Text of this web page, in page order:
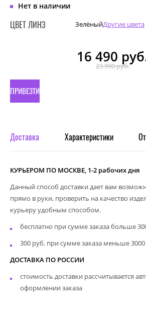
Нет в наличии
ЦВЕТ ЛИНЗ ЗелёныйДругие цвета
16 490
23 990 руб.
ПРИВЕЗТИ
ЗАКАЗ
Доставка Характеристики
КУРЬЕРОМ ПО МОСКВЕ, 1-2 рабочих дня
Данный способ доставки дает вам
прямо в руки, проверить на качество
курьеру удобным способом.
бесплатно при сумме заказа больше
300 руб. при сумме заказа меньше
ДОСТАВКА ПО РОССИИ
стоимость доставки рассчитывается
оформлении заказа